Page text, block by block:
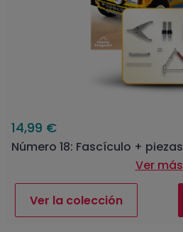
14,99 €
Número 18: Fascículo + piezas
Ver más
Ver la colección